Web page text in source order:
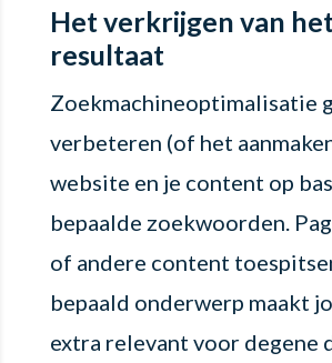
Het verkrijgen van het
resultaat
Zoekmachineoptimalisatie
verbeteren (of het
website en je content op
bepaalde zoekwoorden.
of andere content
bepaald onderwerp maakt
extra relevant voor degene